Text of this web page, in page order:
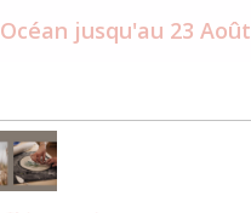
jusqu'au 23 Août